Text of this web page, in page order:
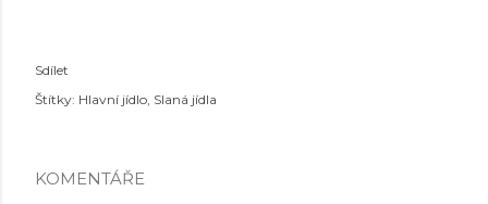
Sdílet
Štítky: Hlavní jídlo Slaná jídla
KOMENTÁŘE